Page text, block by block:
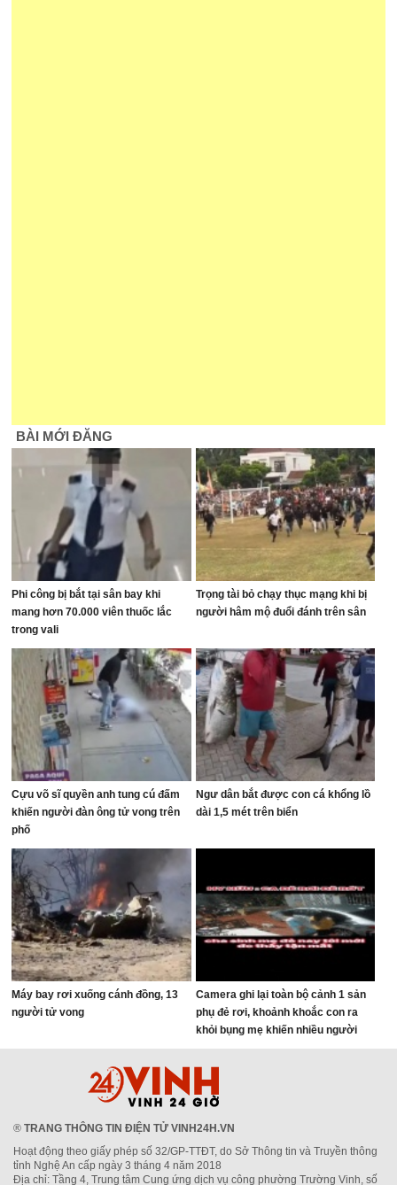
BÀI MỚI ĐĂNG
Phi công bị bắt tại sân bay khi
mang hơn 70.000 viên thuốc lắc
trong vali
Trọng tài bỏ chạy thục mạng khi bị
người hâm mộ đuổi đánh trên sân
Cựu võ sĩ quyền anh tung cú đấm
khiến người đàn ông tử vong trên
phố
Ngư dân bắt được con cá khổng lồ
dài 1,5 mét trên biển
Máy bay rơi xuống cánh đồng, 13
người tử vong
Camera ghi lại toàn bộ cảnh 1 sản
phụ đẻ rơi, khoảnh khoắc con ra
khỏi bụng mẹ khiến nhiều người
thót tim
® TRANG THÔNG TIN ĐIỆN TỬ VINH24H.VN
Hoạt động theo giấy phép số 32/GP-TTĐT, do Sở Thông tin và Truyền thông
tỉnh Nghệ An cấp ngày 3 tháng 4 năm 2018
Địa chỉ: Tầng 4, Trung tâm Cung ứng dịch vụ công phường Trường Vinh, số